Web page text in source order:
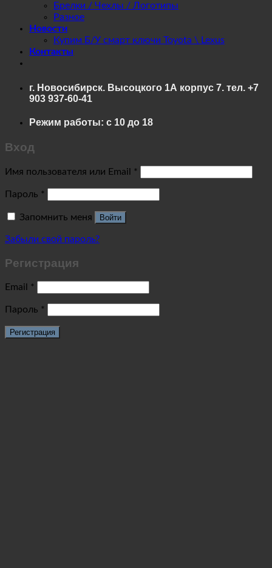
Брелки / Чехлы / Логотипы
Разное
Новости
Купим Б/У смарт ключи Toyota \ Lexus
Контакты
г. Новосибирск. Высоцкого 1А корпус 7. тел. +7
903 937-60-41
Режим работы: с 10 до 18
Вход
Имя пользователя или Email *
Пароль *
Запомнить меня Войти
Забыли свой пароль?
Регистрация
Email *
Пароль *
Регистрация